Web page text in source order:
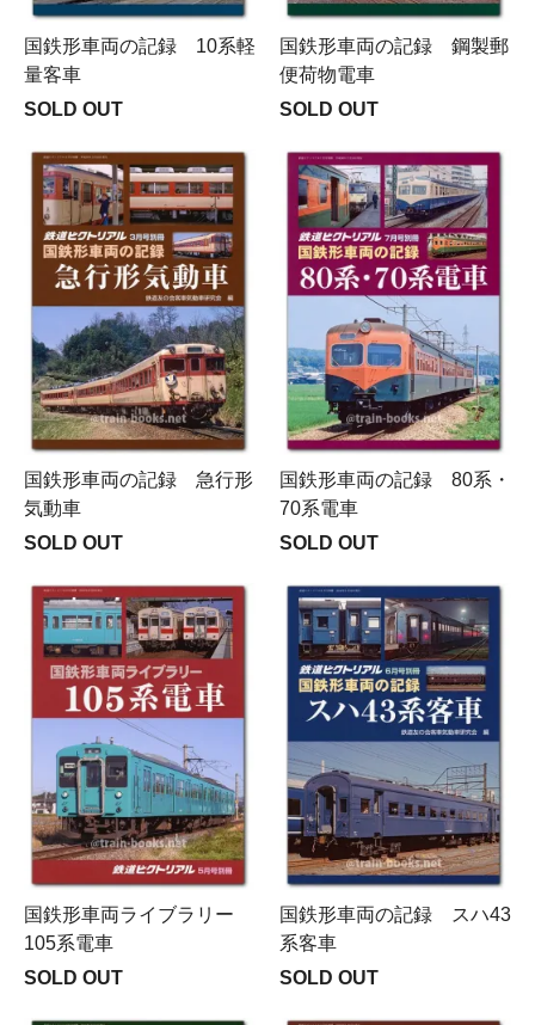
国鉄形車両の記録 10系軽
量客車
SOLD OUT
国鉄形車両の記録 鋼製郵
便荷物電車
SOLD OUT
国鉄形車両の記録 急行形
気動車
SOLD OUT
国鉄形車両の記録 80系・
70系電車
SOLD OUT
国鉄形車両ライブラリー
105系電車
SOLD OUT
国鉄形車両の記録 スハ43
系客車
SOLD OUT